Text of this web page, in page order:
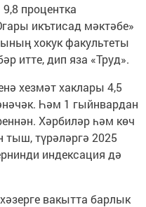
процентка
икътисад мәктәбе»
хокук факультеты
итте, дип яза «Труд».
хезмәт хаклары 4,5
Һәм 1 гыйнвардан
Хәрбиләр һәм көч
тыш, түрәләргә 2025
индексация дә
вакытта барлык